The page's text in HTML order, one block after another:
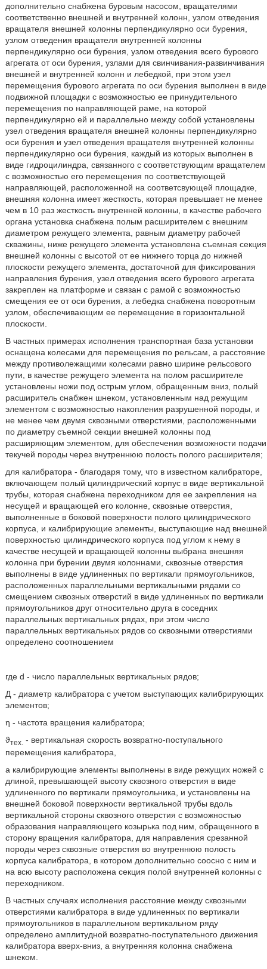
дополнительно снабжена буровым насосом, вращателями
соответственно внешней и внутренней колонн, узлом отведения
вращателя внешней колонны перпендикулярно оси бурения,
узлом отведения вращателя внутренней колонны
перпендикулярно оси бурения, узлом отведения всего бурового
агрегата от оси бурения, узлами для свинчивания-развинчивания
внешней и внутренней колонн и лебедкой, при этом узел
перемещения бурового агрегата по оси бурения выполнен в виде
подвижной площадки с возможностью ее принудительного
перемещения по направляющей раме, на которой
перпендикулярно ей и параллельно между собой установлены
узел отведения вращателя внешней колонны перпендикулярно
оси бурения и узел отведения вращателя внутренней колонны
перпендикулярно оси бурения, каждый из которых выполнен в
виде гидроцилиндра, связанного с соответствующим вращателем
с возможностью его перемещения по соответствующей
направляющей, расположенной на соответсвующей площадке,
внешняя колонна имеет жесткость, которая превышает не менее
чем в 10 раз жесткость внутренней колонны, в качестве рабочего
органа установка снабжена полым расширителем с внешним
диаметром режущего элемента, равным диаметру рабочей
скважины, ниже режущего элемента установлена съемная секция
внешней колонны с высотой от ее нижнего торца до нижней
плоскости режущего элемента, достаточной для фиксирования
направления бурения, узел отведения всего бурового агрегата
закреплен на платформе и связан с рамой с возможностью
смещения ее от оси бурения, а лебедка снабжена поворотным
узлом, обеспечивающим ее перемещение в горизонтальной
плоскости.
В частных примерах исполнения транспортная база установки
оснащена колесами для перемещения по рельсам, а расстояние
между противолежащими колесами равно ширине рельсового
пути, в качестве режущего элемента на полом расширителе
установлены ножи под острым углом, обращенным вниз, полый
расширитель снабжен шнеком, установленным над режущим
элементом с возможностью накопления разрушенной породы, и
не менее чем двумя сквозными отверстиями, расположенными
по диаметру съемной секции внешней колонны под
расширяющим элементом, для обеспечения возможности подачи
текучей породы через внутреннюю полость полого расширителя;
для калибратора - благодаря тому, что в известном калибраторе,
включающем полый цилиндрический корпус в виде вертикальной
трубы, которая снабжена переходником для ее закрепления на
несущей и вращающей его колонне, сквозные отверстия,
выполненные в боковой поверхности полого цилиндрического
корпуса, и калибрирующие элементы, выступающие над внешней
поверхностью цилиндрического корпуса под углом к нему в
качестве несущей и вращающей колонны выбрана внешняя
колонна при бурении двумя колоннами, сквозные отверстия
выполнены в виде удлиненных по вертикали прямоугольников,
расположенных параллельными вертикальными рядами со
смещением сквозных отверстий в виде удлиненных по вертикали
прямоугольников друг относительно друга в соседних
параллельных вертикальных рядах, при этом число
параллельных вертикальных рядов со сквозными отверстиями
определено соотношением
где d - число параллельных вертикальных рядов;
Д - диаметр калибратора с учетом выступающих калибрирующих
элементов;
η - частота вращения калибратора;
ϑтех. - вертикальная скорость возвратно-поступального
перемещения калибратора,
а калибрирующие элементы выполнены в виде режущих ножей с
длиной, превышающей высоту сквозного отверстия в виде
удлиненного по вертикали прямоугольника, и установлены на
внешней боковой поверхности вертикальной трубы вдоль
вертикальной стороны сквозного отверстия с возможностью
образования направляющего козырька под ним, обращенного в
сторону вращения калибратора, для направления срезанной
породы через сквозные отверстия во внутреннюю полость
корпуса калибратора, в котором дополнительно соосно с ним и
на всю высоту расположена секция полой внутренней колонны с
переходником.
В частных случаях исполнения расстояние между сквозными
отверстиями калибратора в виде удлиненных по вертикали
прямоугольников в параллельном вертикальном ряду
определено амплитудной возвратно-поступательного движения
калибратора вверх-вниз, а внутренняя колонна снабжена
шнеком.